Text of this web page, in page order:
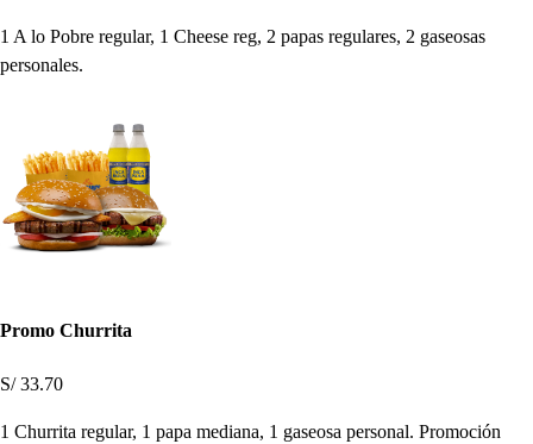
1 A lo Pobre regular, 1 Cheese reg, 2 papas regulares, 2 gaseosas
personales.
Promo Churrita
S/ 33.70
1 Churrita regular, 1 papa mediana, 1 gaseosa personal. Promoción